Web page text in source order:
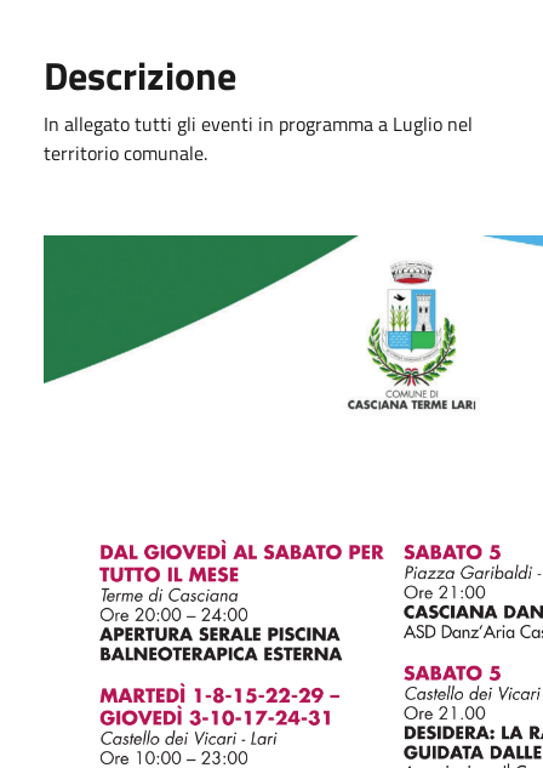
Descrizione
In allegato tutti gli eventi in programma a Luglio nel
territorio comunale.